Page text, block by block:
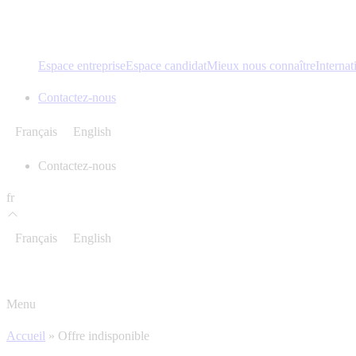
Espace entrepriseEspace candidatMieux nous connaître
Contactez-nous
Français English
Contactez-nous
fr
Français English
Menu
Accueil » Offre indisponible